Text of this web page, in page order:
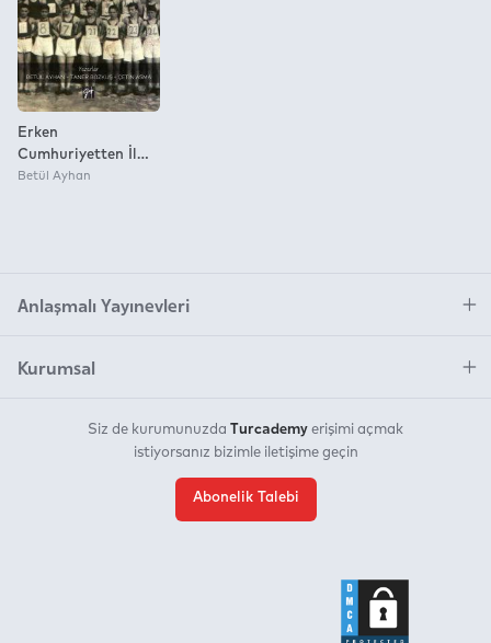
Erken
Cumhuriyetten İl
Sürecine Bartın
Betül Ayhan
Anlaşmalı Yayınevleri
Kurumsal
Siz de kurumunuzda Turcademy erişimi açmak
istiyorsanız bizimle iletişime geçin
Abonelik Talebi